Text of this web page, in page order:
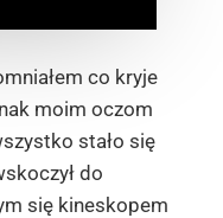
co kryje
moim oczom
stało się
do
się kineskopem